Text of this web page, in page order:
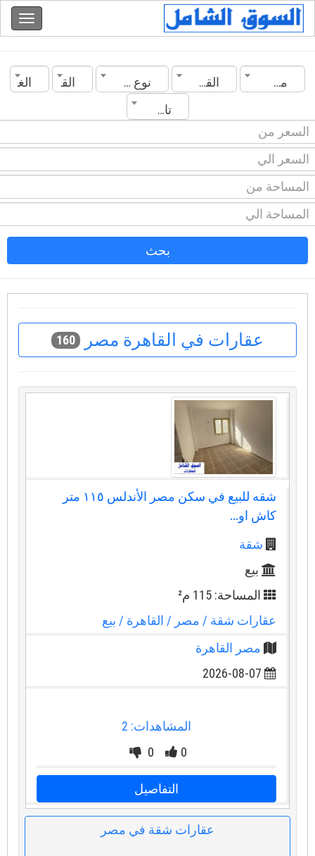
مصر القاهرة نوع العقار القسم
الغرف
تاريخ الانشاء
بحث
عقارات في القاهرة مصر 160
شقه للبيع في سكن مصر الأندلس ١١٥ متر
كاش او...
شقة
بيع
المساحة: 115 م²
عقارات شقة / مصر / القاهرة/ بيع
مصر القاهرة
2026-08-07
المشاهدات: 2
0
0
التفاصيل
عقارات شقة في مصر